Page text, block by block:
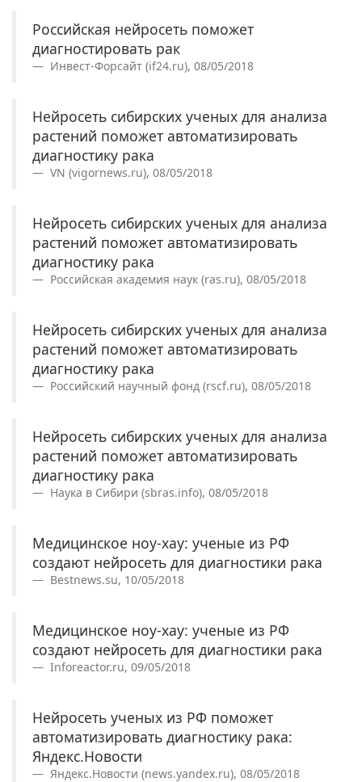
Российская нейросеть поможет
диагностировать рак
Инвест-Форсайт (if24.ru), 08/05/2018
Нейросеть сибирских ученых для анализа
растений поможет автоматизировать
диагностику рака
VN (vigornews.ru), 08/05/2018
Нейросеть сибирских ученых для анализа
растений поможет автоматизировать
диагностику рака
Российская академия наук (ras.ru), 08/05/2018
Нейросеть сибирских ученых для анализа
растений поможет автоматизировать
диагностику рака
Российский научный фонд (rscf.ru), 08/05/2018
Нейросеть сибирских ученых для анализа
растений поможет автоматизировать
диагностику рака
Наука в Сибири (sbras.info), 08/05/2018
Медицинское ноу-хау: ученые из РФ
создают нейросеть для диагностики рака
Bestnews.su, 10/05/2018
Медицинское ноу-хау: ученые из РФ
создают нейросеть для диагностики рака
Inforeactor.ru, 09/05/2018
Нейросеть ученых из РФ поможет
автоматизировать диагностику рака:
Яндекс.Новости
Яндекс.Новости (news.yandex.ru), 08/05/2018